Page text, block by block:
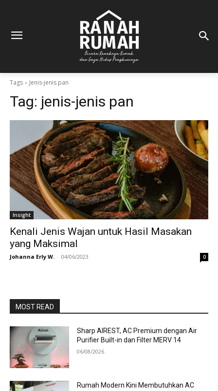
Tags Jenis-jenis pan
Tag: jenis-jenis pan
Insight
Kenali Jenis Wajan untuk Hasil Masakan
yang Maksimal
Johanna Erly W. - 04/06/2023 0
MOST READ
Sharp AIREST, AC Premium dengan Air
Purifier Built-in dan Filter MERV 14
06/08/2026
Rumah Modern Kini Membutuhkan AC